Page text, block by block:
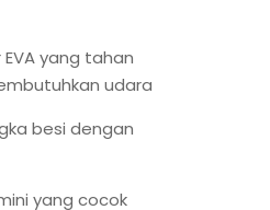
yang tahan
udara
besi dengan
yang cocok